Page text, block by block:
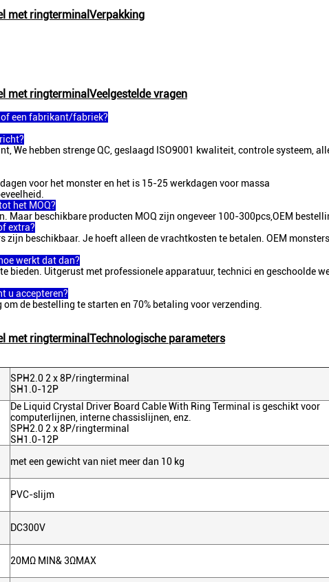
met ringterminal Verpakking
met ringterminal Veelgestelde vragen
een fabrikant/fabriek?
We hebben strenge QC, geslaagd ISO9001 kwaliteit, controle systeem,
voor het monster en het is 15-25 werkdagen voor massa
het MOQ?
Maar beschikbare producten MOQ zijn ongeveer 100-300pcs,OEM
extra?
zijn beschikbaar. Je hoeft alleen de vrachtkosten te betalen. OEM
werkt dat dan?
bieden. Uitgerust met professionele apparatuur, technici en geschoolde
u accepteren?
de bestelling te starten en 70% betaling voor verzending.
met ringterminal Technologische parameters
SPH2.0 2 x 8P/ringterminal
SH1.0-12P
De Liquid Crystal Driver Board Cable With Ring Terminal is geschikt voor
computerlijnen, interne chassislijnen, enz.
SPH2.0 2 x 8P/ringterminal
SH1.0-12P
met een gewicht van niet meer dan 10 kg
PVC-slijm
DC300V
20MΩ MIN& 3ΩMAX